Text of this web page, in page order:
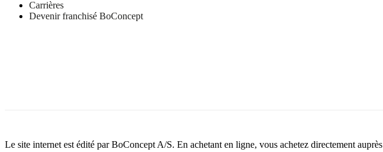
Carrières
Devenir franchisé BoConcept
Le site internet est édité par BoConcept A/S. En achetant en ligne, vous achetez directement auprès